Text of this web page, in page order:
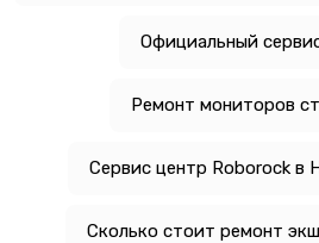
Официальный
Ремонт мониторов
Сервис центр Roborock в
Сколько стоит ремонт